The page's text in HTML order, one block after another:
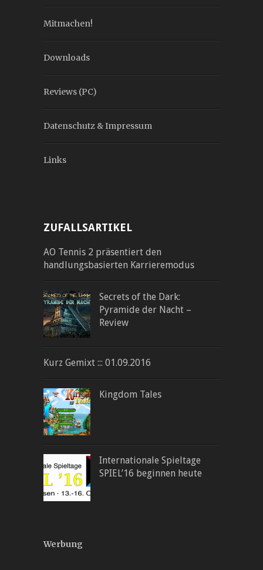
Mitmachen!
Downloads
Reviews (PC)
Datenschutz & Impressum
Links
ZUFALLSARTIKEL
AO Tennis 2 präsentiert den
handlungsbasierten Karrieremodus
Secrets of the Dark:
Pyramide der Nacht –
Review
Kurz Gemixt ::: 01.09.2016
Kingdom Tales
Internationale Spieltage
SPIEL’16 beginnen heute
Werbung